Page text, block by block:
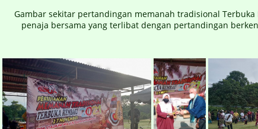
Gambar sekitar pertandingan memanah tradisional Terbuka
penaja bersama yang terlibat dengan pertandingan